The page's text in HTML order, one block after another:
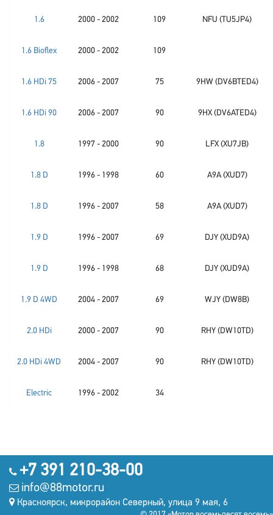
1.6 2000 - 2002 109 NFU (TU5JP4)
1.6 Bioflex 2000 - 2002 109
1.6 HDi 75 2006 - 2007 75 9HW (DV6BTED4)
1.6 HDi 90 2006 - 2007 90 9HX (DV6ATED4)
1.8 1997 - 2000 90 LFX (XU7JB)
1.8 D 1996 - 1998 60 A9A (XUD7)
1.8 D 1996 - 2007 58 A9A (XUD7)
1.9 D 1996 - 2007 69 DJY (XUD9A)
1.9 D 1996 - 1998 68 DJY (XUD9A)
1.9 D 4WD 2004 - 2007 69 WJY (DW8B)
2.0 HDi 2000 - 2007 90 RHY (DW10TD)
2.0 HDi 4WD 2004 - 2007 90 RHY (DW10TD)
Electric 1996 - 2002 34
+7 391 210-38-00
info@88motor.ru
Красноярск, микрорайон Северный, улица 9 мая, 6